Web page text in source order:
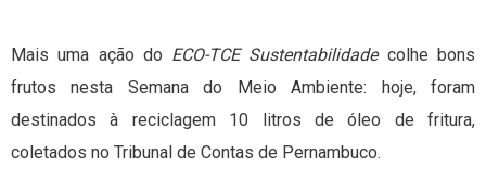
Mais uma ação do ECO-TCE Sustentabilidadecolhe bons
frutos nesta Semana do Meio Ambiente: hoje, foram
destinados à reciclagem 10 litros de óleo de fritura,
coletados no Tribunal de Contas de Pernambuco.